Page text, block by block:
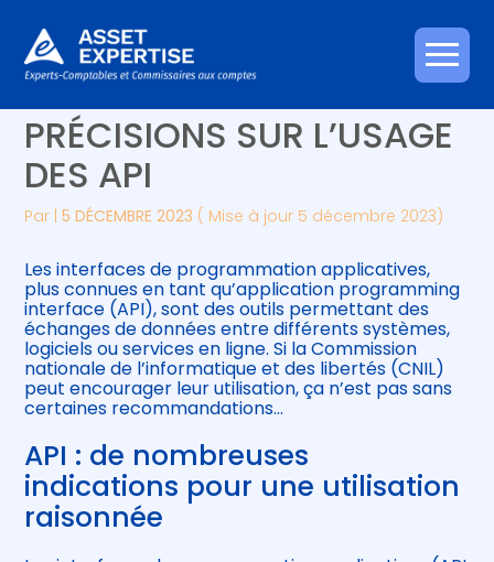
Aller
au
Créer et reprendre une activité
Gérer votre quotidien
Piloter votre entreprise
Développer votre entreprise
Construire votre patrimoine
Être prêt pour la facturation
électronique
Piloter votre gestion
Suivre votre comptabilité
Gérer vos ressources humaines
CNIL : NOUVELLES
PRÉCISIONS SUR L’USAGE
DES API
Par |5 DÉCEMBRE 2023 ( Mise à jour 5 décembre 2023)
Les interfaces de programmation applicatives,
plus connues en tant qu’application programming
interface (API), sont des outils permettant des
échanges de données entre différents systèmes,
logiciels ou services en ligne. Si la Commission
nationale de l’informatique et des libertés (CNIL)
peut encourager leur utilisation, ça n’est pas sans
certaines recommandations…
API : de nombreuses
indications pour une utilisation
raisonnée